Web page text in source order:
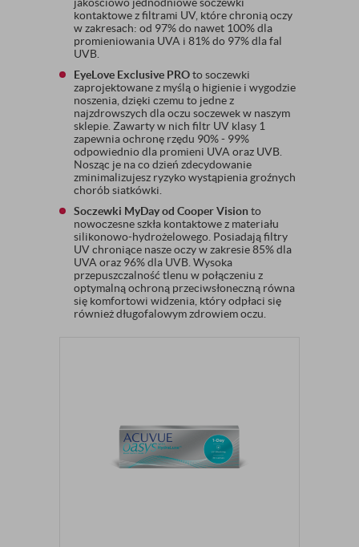
kontaktowe z filtrami UV, które chronią oczy
w zakresach: od 97% do nawet 100% dla
promieniowania UVA i 81% do 97% dla fal
UVB.
EyeLove Exclusive PROto soczewki
zaprojektowane z myślą o higienie i wygodzie
noszenia, dzięki czemu to jedne z
najzdrowszych dla oczu soczewek w naszym
sklepie. Zawarty w nich filtr UV klasy 1
zapewnia ochronę rzędu 90% - 99%
odpowiednio dla promieni UVA oraz UVB.
Nosząc je na co dzień zdecydowanie
zminimalizujesz ryzyko wystąpienia groźnych
chorób siatkówki.
Soczewki MyDay od Cooper Visionto
nowoczesne szkła kontaktowe z materiału
silikonowo-hydrożelowego. Posiadają filtry
UV chroniące nasze oczy w zakresie 85% dla
UVA oraz 96% dla UVB. Wysoka
przepuszczalność tlenu w połączeniu z
optymalną ochroną przeciwsłoneczną równa
się komfortowi widzenia, który odpłaci się
również długofalowym zdrowiem oczu.